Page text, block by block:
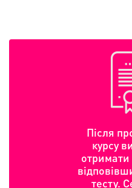
Після
курсу
отримати
тесту.